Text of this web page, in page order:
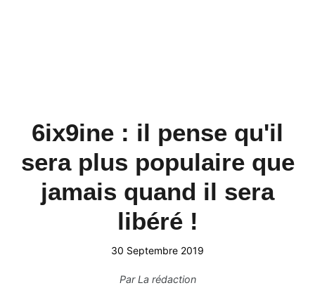
6ix9ine : il pense qu'il
sera plus populaire que
jamais quand il sera
libéré !
30 Septembre 2019
ParLa rédaction